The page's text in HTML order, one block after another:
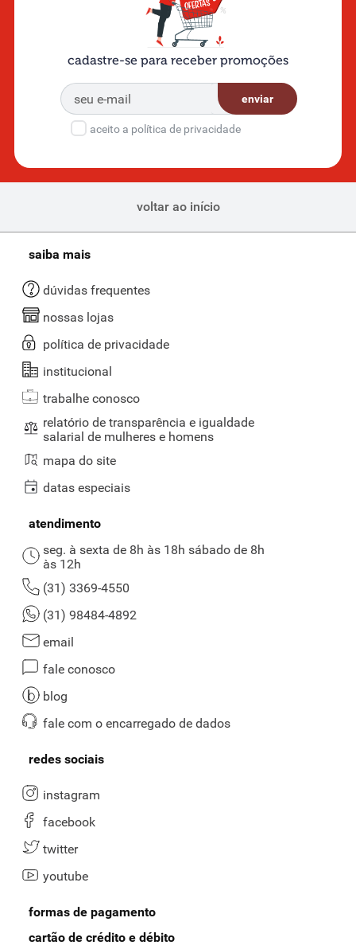
cadastre-se para receber promoções
enviar
aceito a política de privacidade
voltar ao início
saiba mais
dúvidas frequentes
nossas lojas
política de privacidade
institucional
trabalhe conosco
relatório de transparência e igualdade
salarial de mulheres e homens
mapa do site
datas especiais
atendimento
seg. à sexta de 8h às 18h sábado de 8h
às 12h
(31) 3369-4550
(31) 98484-4892
email
fale conosco
blog
fale com o encarregado de dados
redes sociais
instagram
facebook
twitter
youtube
formas de pagamento
cartão de crédito e débito